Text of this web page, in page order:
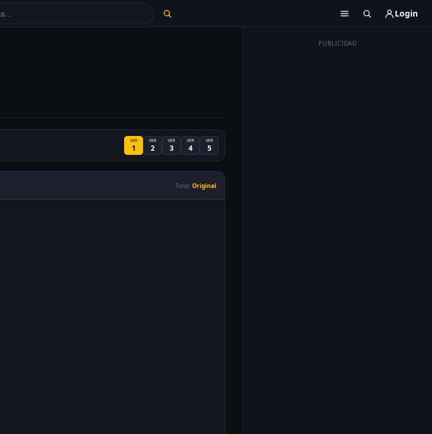
Login
PUBLICIDAD
VER
1
VER
2
VER
3
VER
4
VER
5
Tono: Original